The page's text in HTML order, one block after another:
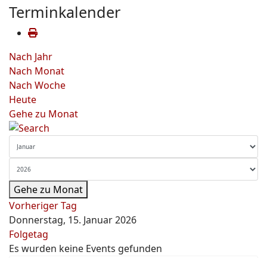
Terminkalender
Nach Jahr
Nach Monat
Nach Woche
Heute
Gehe zu Monat
Gehe zu Monat
Vorheriger Tag
Donnerstag, 15. Januar 2026
Folgetag
Es wurden keine Events gefunden